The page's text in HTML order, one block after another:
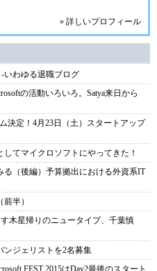
» 詳しいプロフィール
わゆる退職ブログ
の活動いろいろ。Satya来日から
決定！4月23日（土）スタートアップ
てマイクロソフトにやってきた！
（後編）予算拠出における外資系IT
半）
木星帰りのニュータイプ、千葉慎
ンジェリストを2名募集
FEST 2015はDay2最後のスタート